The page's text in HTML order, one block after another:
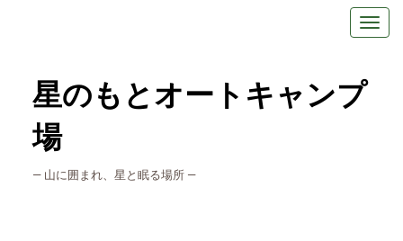
星のもとオートキャンプ
場
― 山に囲まれ、星と眠る場所 ―